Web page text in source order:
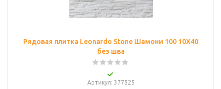
Рядовая плитка Leonardo Stone Шамони 100 10Х40
без шва
Артикул: 377525